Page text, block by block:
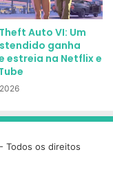
Auto VI: Um
ganha
estreia na Netflix e
- Todos os direitos